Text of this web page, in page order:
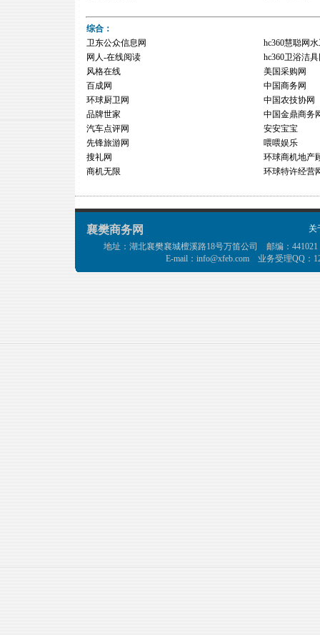
综合：
卫东公众信息网
hc360慧聪网
网人-在线阅读
hc360卫浴洁
风格在线
美国采购网
百成网
中国商务网
环球厨卫网
中国农技协网
品牌世家
中国金鼎商务
汽车点评网
安安宝宝
先锋旅游网
喂喂娱乐
搜礼网
环球商机地产
商机无限
环球特许经营
襄樊商务网
关
地址：湖北襄樊襄城檀溪路18号万笛公司 邮编：441021
E-mail： info@xfeb.com 业务受理QQ：